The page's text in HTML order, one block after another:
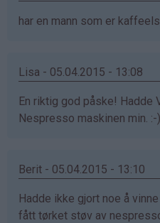
har en mann som er
Lisa - 05.04.2015 - 13:08
En riktig god påske!
Nespresso maskinen min. :-)
Berit - 05.04.2015 - 13:10
Hadde ikke gjort noe å
fått tørket støv av